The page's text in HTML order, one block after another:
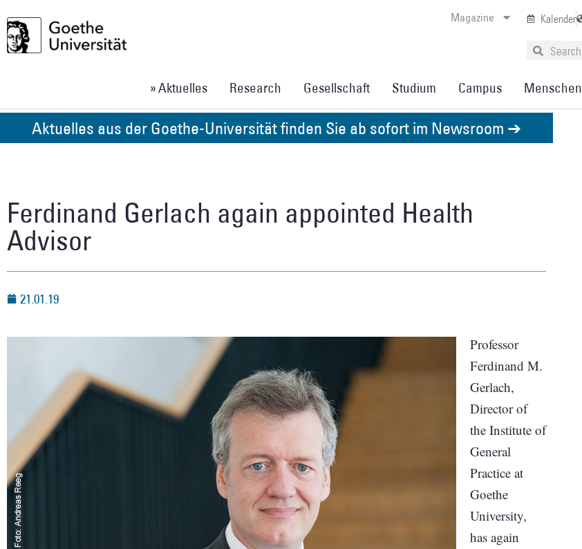
Magazine Kalender
» Aktuelles Research Gesellschaft Studium Campus Menschen
Aktuelles aus der Goethe-Universität finden Sie ab sofort im Newsroom ➔
Ferdinand Gerlach again appointed Health
Advisor
21.01.19
Professor
Ferdinand M.
Gerlach,
Director of
the Institute of
General
Practice at
Goethe
University,
has again